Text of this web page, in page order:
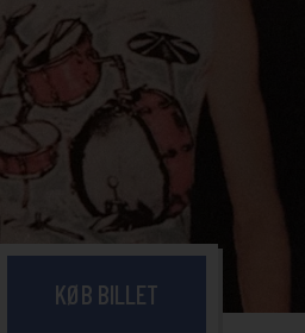
KØB BILLET